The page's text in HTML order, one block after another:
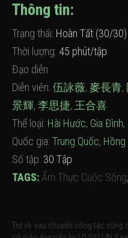
Thông tin:
Trạng thái: Hoàn Tất (30/30)
Thời lượng: 45 phút/tập
Đạo diễn
Diễn viên: 伍詠薇, 麥長青,
景輝, 李思捷, 王合喜
Thể loại: Hài Hước, Gia Đình,
Quốc gia: Trung Quốc, Hồng
Số tập: 30 Tập
TAGS: Ẩm Thực Cuộc Sống,
Trở về sau chuyến công tác cùng